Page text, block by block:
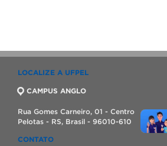
LOCALIZE A UFPEL
CAMPUS ANGLO
Rua Gomes Carneiro, 01 - Centro
Pelotas - RS, Brasil - 96010-610
CONTATO